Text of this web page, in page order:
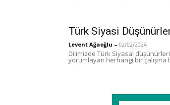
Türk Siyasi
Levent Ağaoğlu – 02/02/2024
Dilimizde Türk Siyasal
yorumlayan herhangi bir çalışma